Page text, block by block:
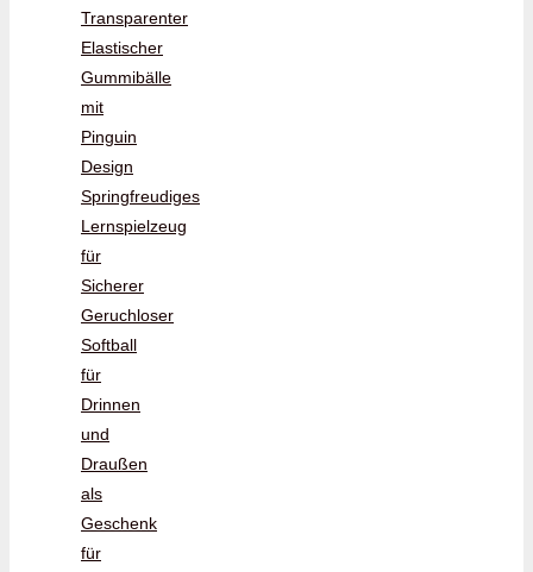
Transparenter
Elastischer
Gummibälle
mit
Pinguin
Design
Springfreudiges
Lernspielzeug
für
Sicherer
Geruchloser
Softball
für
Drinnen
und
Draußen
als
Geschenk
für